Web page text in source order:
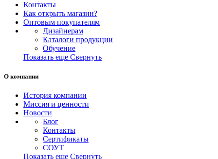
Контакты
Как открыть магазин?
Оптовым покупателям
Дизайнерам
Каталоги продукции
Обучение
Показать еще Свернуть
О компании
История компании
Миссия и ценности
Новости
Блог
Контакты
Сертификаты
СОУТ
Показать еще Свернуть